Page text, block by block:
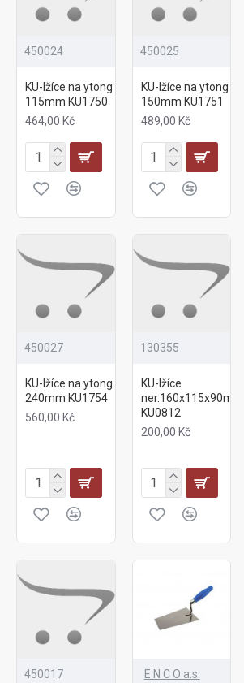
450024
KU-lžíce na ytong
115mm KU1750
464,00 Kč
450025
KU-lžíce na ytong
150mm KU1751
489,00 Kč
450027
KU-lžíce na ytong
240mm KU1754
560,00 Kč
130355
KU-lžíce
ner.160x115x90mm
KU0812
200,00 Kč
450017
E N C O a.s.